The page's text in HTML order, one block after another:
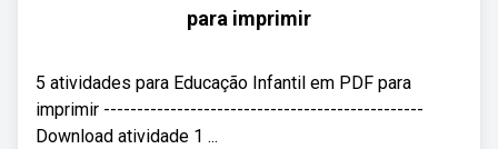
para imprimir
5 atividades para Educação Infantil em PDF para
imprimir ------------------------------------------------
Download atividade 1 ...